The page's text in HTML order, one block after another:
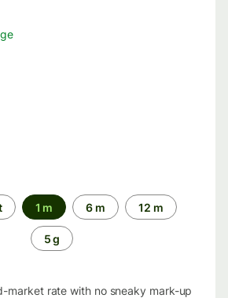
1 m 6 m 12 m
5 g
market rate with no sneaky mark-up